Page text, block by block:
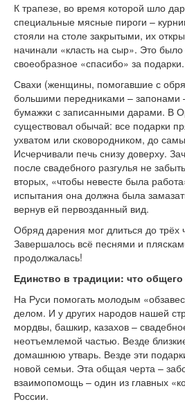
К трапезе, во время которой шло
специальные мясные пироги –
стояли на столе закрытыми, их
начинали «класть на сыр». Это
своеобразное «спасибо» за подарки.
Свахи (женщины, помогавшие с
большими передниками – запонами
бумажки с записанными дарами. В
существовал обычай: все подарки
ухватом или сковородником, до
Исчерчивали печь снизу доверху.
после свадебного разгулья не
вторых, «чтобы невесте была
испытания она должна была
вернув ей первозданный вид.
Обряд дарения мог длиться до трёх
Завершалось всё песнями и
продолжалась!
Единство в традиции: что
На Руси помогать молодым
делом. И у других народов нашей
мордвы, башкир, казахов –
неотъемлемой частью. Везде
домашнюю утварь. Везде эти
новой семьи. Эта общая черта –
взаимопомощь – один из главных
России.